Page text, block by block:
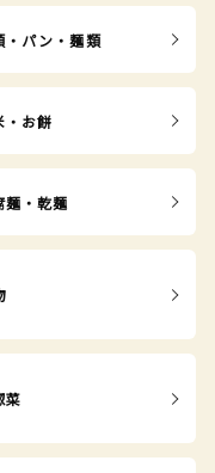
・パン・麺類
・お餅
麺・乾麺
菜